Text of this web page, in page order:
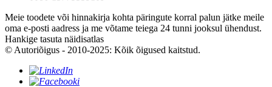
Meie toodete või hinnakirja kohta päringute korral palun jätke meile
oma e-posti aadress ja me võtame teiega 24 tunni jooksul ühendust.
Hankige tasuta näidisatlas
© Autoriõigus - 2010-2025: Kõik õigused kaitstud.